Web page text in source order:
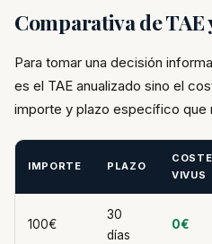
Comparativa de TAE
Para tomar una decisión
es el TAE anualizado sino el
importe y plazo específico que
IMPORTE PLAZO
VIVUS
100€
30
días
0€